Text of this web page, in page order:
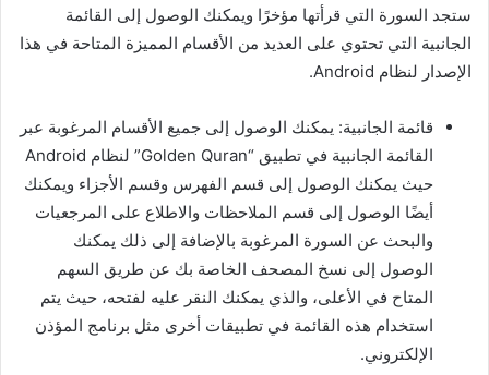
ستجد السورة التي قرأتها مؤخرًا ويمكنك الوصول إلى القائمة
الجانبية التي تحتوي على العديد من الأقسام المميزة المتاحة في هذا
الإصدار لنظام Android.
قائمة الجانبية: يمكنك الوصول إلى جميع الأقسام المرغوبة عبر
القائمة الجانبية في تطبيق “Golden Quran” لنظام Android
حيث يمكنك الوصول إلى قسم الفهرس وقسم الأجزاء ويمكنك
أيضًا الوصول إلى قسم الملاحظات والاطلاع على المرجعيات
والبحث عن السورة المرغوبة بالإضافة إلى ذلك يمكنك
الوصول إلى نسخ المصحف الخاصة بك عن طريق السهم
المتاح في الأعلى، والذي يمكنك النقر عليه لفتحه، حيث يتم
استخدام هذه القائمة في تطبيقات أخرى مثل برنامج المؤذن
الإلكتروني.